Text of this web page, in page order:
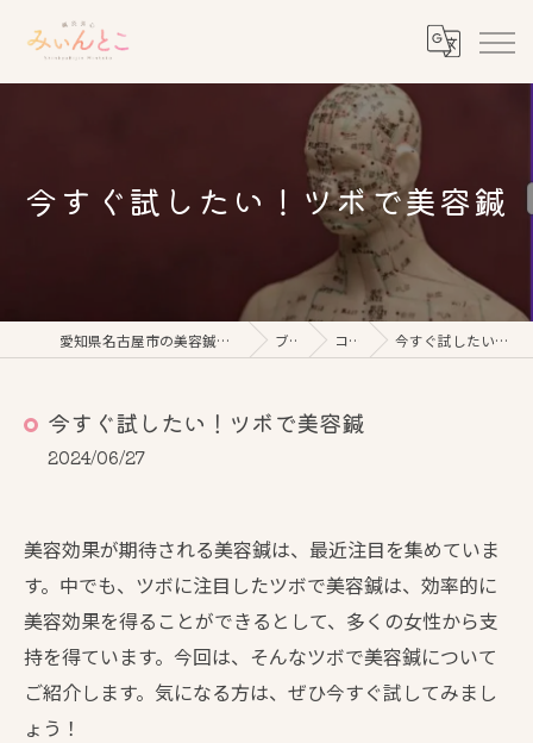
今すぐ試したい！ツボで美容鍼
愛知県名古屋市の美容鍼なら鍼灸美心みぃんとこ ブログ コラム 今すぐ試したい！ツボで美容鍼
今すぐ試したい！ツボで美容鍼
2024/06/27
美容効果が期待される美容鍼は、最近注目を集めていま
す。中でも、ツボに注目したツボで美容鍼は、効率的に
美容効果を得ることができるとして、多くの女性から支
持を得ています。今回は、そんなツボで美容鍼について
ご紹介します。気になる方は、ぜひ今すぐ試してみまし
ょう！